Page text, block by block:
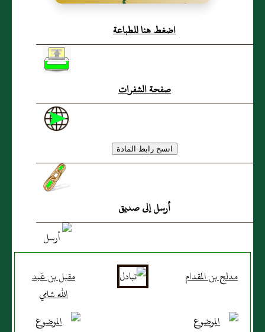
الحميد البَصري أَبو شبل
اضغط هنا للطباعة
صفحة الشفرات
أرسل إلى صديق
مدلج بن المقدام
مقبل بن عَبد
الله شامي